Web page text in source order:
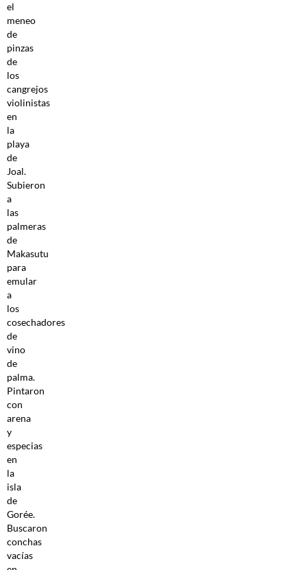
el
meneo
de
pinzas
de
los
cangrejos
violinistas
en
la
playa
de
Joal.
Subieron
a
las
palmeras
de
Makasutu
para
emular
a
los
cosechadores
de
vino
de
palma.
Pintaron
con
arena
y
especias
en
la
isla
de
Gorée.
Buscaron
conchas
vacías